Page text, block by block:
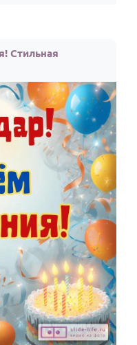
Стильная